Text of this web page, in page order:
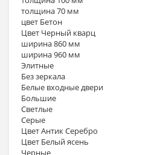
толщина 70 мм
цвет Бетон
Цвет Черный кварц
ширина 860 мм
ширина 960 мм
Элитные
Без зеркала
Белые входные двери
Большие
Светлые
Серые
Цвет Антик Серебро
Цвет Белый ясень
Черные